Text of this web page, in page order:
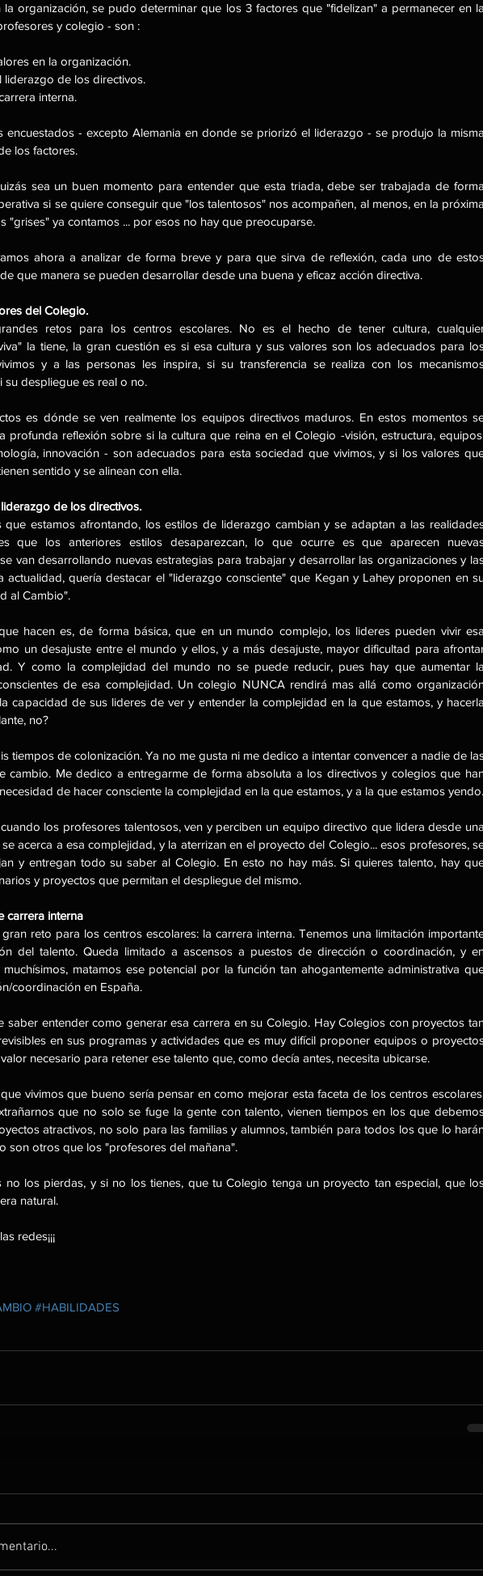
la organización, se pudo determinar que los 3 factores que "fidelizan" a permanecer en la
y colegio - son :
en la organización.
liderazgo de los directivos.
interna.
encuestados - excepto Alemania en donde se priorizó el liderazgo - se produjo la misma
los factores.
sea un buen momento para entender que esta triada, debe ser trabajada de forma
si se quiere conseguir que "los talentosos" nos acompañen, al menos, en la próxima
"grises" ya contamos ... por esos no hay que preocuparse.
ahora a analizar de forma breve y para que sirva de reflexión, cada uno de
que manera se pueden desarrollar desde una buena y eficaz acción directiva.
del Colegio.
retos para los centros escolares. No es el hecho de tener cultura,
la tiene, la gran cuestión es si esa cultura y sus valores son los adecuados para
y a las personas les inspira, si su transferencia se realiza con los
su despliegue es real o no.
es dónde se ven realmente los equipos directivos maduros. En estos momentos
profunda reflexión sobre si la cultura que reina en el Colegio -visión, estructura,
innovación - son adecuados para esta sociedad que vivimos, y si los valores
sentido y se alinean con ella.
de los directivos.
que estamos afrontando, los estilos de liderazgo cambian y se adaptan a las
que los anteriores estilos desaparezcan, lo que ocurre es que aparecen
van desarrollando nuevas estrategias para trabajar y desarrollar las organizaciones y
actualidad, quería destacar el "liderazgo consciente" que Kegan y Lahey proponen en
al Cambio".
hacen es, de forma básica, que en un mundo complejo, los lideres pueden vivir esa
un desajuste entre el mundo y ellos, y a más desajuste, mayor dificultad para
Y como la complejidad del mundo no se puede reducir, pues hay que aumentar la
de esa complejidad. Un colegio NUNCA rendirá mas allá como
capacidad de sus lideres de ver y entender la complejidad en la que estamos, y hacerla
no?
tiempos de colonización. Ya no me gusta ni me dedico a intentar convencer a nadie de
cambio. Me dedico a entregarme de forma absoluta a los directivos y colegios que
los profesores talentosos, ven y perciben un equipo directivo que lidera desde una
acerca a esa complejidad, y la aterrizan en el proyecto del Colegio... esos profesores,
y entregan todo su saber al Colegio. En esto no hay más. Si quieres talento, hay
y proyectos que permitan el despliegue del mismo.
carrera interna
reto para los centros escolares: la carrera interna. Tenemos una limitación
del talento. Queda limitado a ascensos a puestos de dirección o coordinación, y
muchísimos, matamos ese potencial por la función tan ahogantemente administrativa
coordinación en España.
saber entender como generar esa carrera en su Colegio. Hay Colegios con proyectos
en sus programas y actividades que es muy difícil proponer equipos o
necesario para retener ese talento que, como decía antes, necesita ubicarse.
vivimos que bueno sería pensar en como mejorar esta faceta de los centros
que no solo se fuge la gente con talento, vienen tiempos en los que
atractivos, no solo para las familias y alumnos, también para todos los que lo
son otros que los "profesores del mañana".
no los pierdas, y si no los tienes, que tu Colegio tenga un proyecto tan especial, que
natural.
redes¡¡¡
#HABILIDADES